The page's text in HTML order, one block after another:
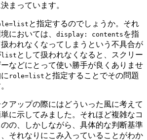
まっています。
と指定するのでしょうか。それ
においては、 display: contents を指
扱われなくなってしまうという不具合が
list として扱われなくなると、スクリー
などにとって使い勝手が良くありませ
role=list と指定することでその問題
アップの際にはどういった風に考えて
に示してみました。それほど複雑なコ
の、しかしながら、具体的な判断基準
それなりにこみ入っていることがわか